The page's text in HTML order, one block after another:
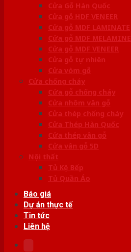
Cửa Gỗ Hàn Quốc
Cửa gỗ HDF VENEER
Cửa gỗ MDF LAMINATE
Cửa gỗ MDF MELAMINE
Cửa gỗ MDF VENEER
Cửa gỗ tự nhiên
Cửa vòm gỗ
Cửa chống cháy
Cửa gỗ chống cháy
Cửa nhôm vân gỗ
Cửa thép chống cháy
Cửa Thép Hàn Quốc
Cửa thép vân gỗ
Cửa vân gỗ 5D
Nội thất
Tủ Kệ Bếp
Tủ Quần Áo
Báo giá
Dự án thực tế
Tin tức
Liên hệ